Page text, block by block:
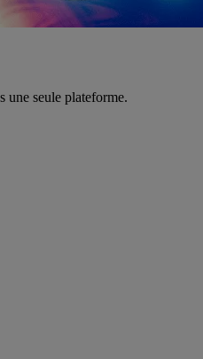
une seule plateforme.